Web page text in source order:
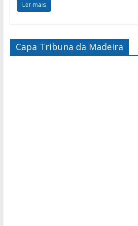
Ler mais
Capa Tribuna da Madeira